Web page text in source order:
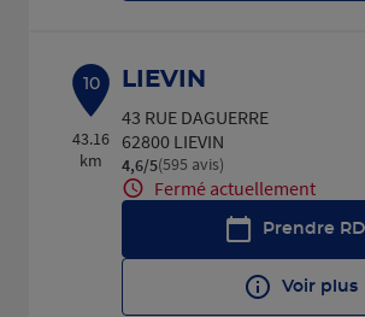
10
43.16
km
LIEVIN
43 RUE DAGUERRE
62800 LIEVIN
4,6/5Note de 4.6 sur 5
(595 avis)
Fermé actuellement
Prendre
Voir plus